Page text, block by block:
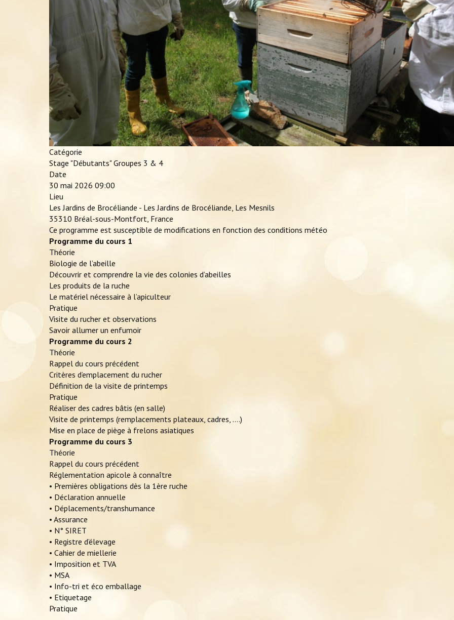
Catégorie
Stage "Débutants" Groupes 3 & 4
Date
30 mai 2026 09:00
Lieu
Les Jardins de Brocéliande - Les Jardins de Brocéliande, Les Mesnils
35310 Bréal-sous-Montfort, France
Ce programme est susceptible de modifications en fonction des conditions météo
Programme du cours 1
Théorie
Biologie de l’abeille
Découvrir et comprendre la vie des colonies d’abeilles
Les produits de la ruche
Le matériel nécessaire à l’apiculteur
Pratique
Visite du rucher et observations
Savoir allumer un enfumoir
Programme du cours 2
Théorie
Rappel du cours précédent
Critères d’emplacement du rucher
Définition de la visite de printemps
Pratique
Réaliser des cadres bâtis (en salle)
Visite de printemps (remplacements plateaux, cadres, ….)
Mise en place de piège à frelons asiatiques
Programme du cours 3
Théorie
Rappel du cours précédent
Réglementation apicole à connaître
• Premières obligations dès la 1ère ruche
• Déclaration annuelle
• Déplacements/transhumance
• Assurance
• N° SIRET
• Registre d’élevage
• Cahier de miellerie
• Imposition et TVA
• MSA
• Info-tri et éco emballage
• Etiquetage
Pratique